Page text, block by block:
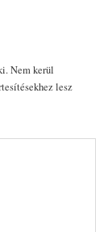
Nem kerül
lesz